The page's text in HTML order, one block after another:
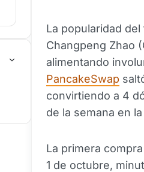
La popularidad
Changpeng Zhao
alimentando
PancakeSwap
convirtiendo a 4
de la semana en
La primera
1 de octubre,